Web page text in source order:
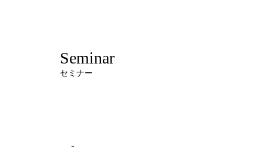
Seminar
セミナー